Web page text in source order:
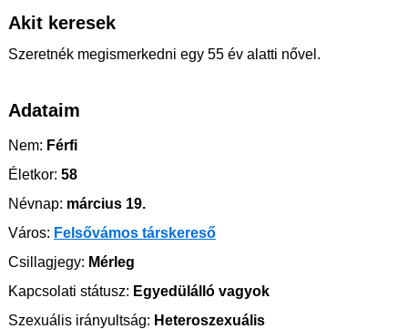
Akit keresek
Szeretnék megismerkedni egy 55 év alatti nővel.
Adataim
Nem: Férfi
Életkor: 58
Névnap: március 19.
Város: Felsővámos társkereső
Csillagjegy: Mérleg
Kapcsolati státusz: Egyedülálló vagyok
Szexuális irányultság: Heteroszexuális